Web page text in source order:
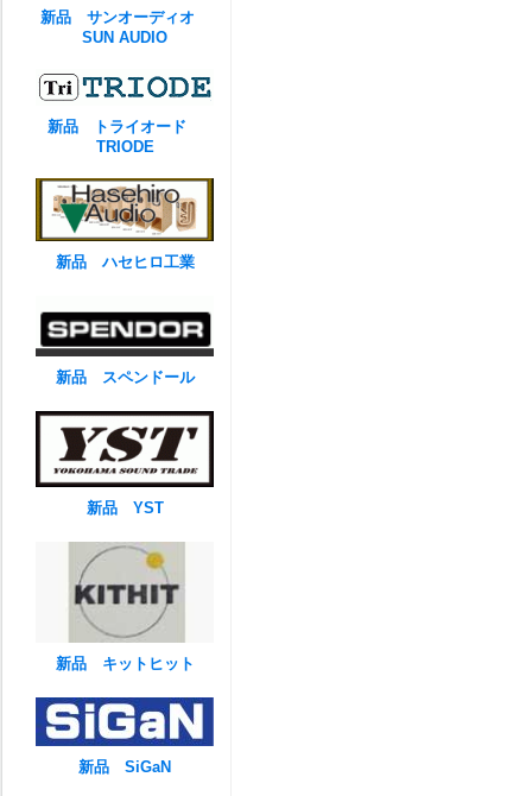
新品 サンオーディオ
SUN AUDIO
新品 トライオード
TRIODE
新品 ハセヒロ工業
新品 スペンドール
新品 YST
新品 キットヒット
新品 SiGaN